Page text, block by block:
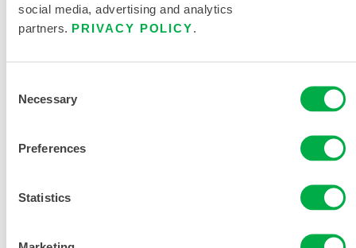
social media, advertising and analytics
partners. PRIVACY POLICY
Selection
Necessary
Preferences
Statistics
Este producto no suele venderse en su región. Puede
cambiar su región en la parte superior de la página.